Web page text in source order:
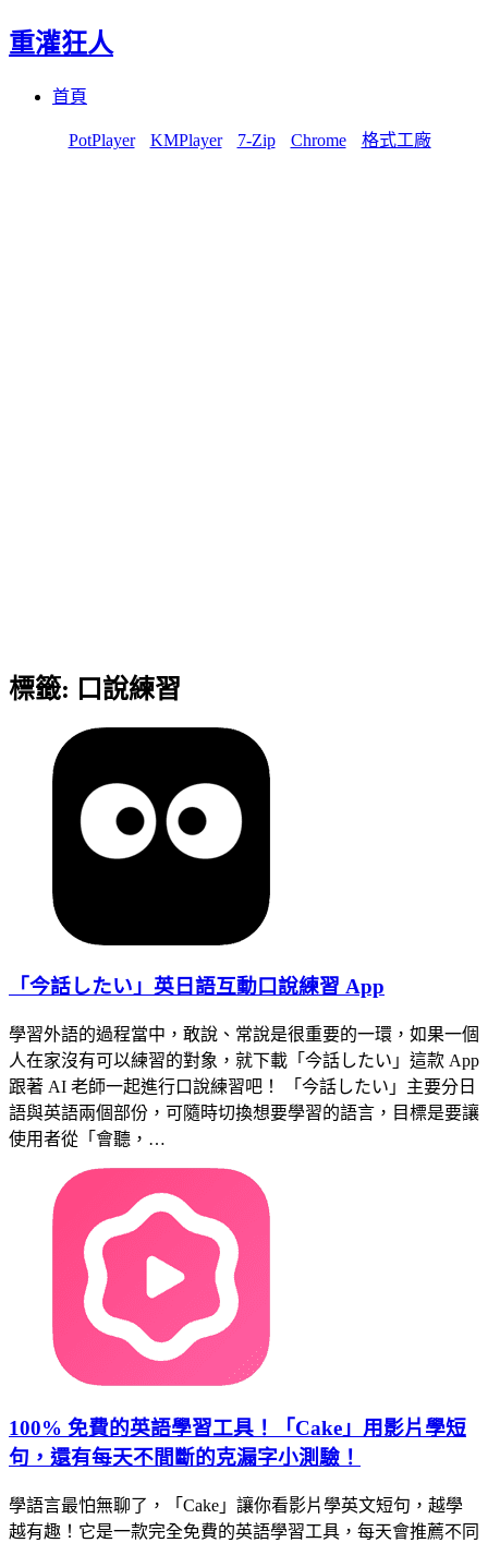
重灌狂人
首頁
PotPlayer KMPlayer 7-Zip Chrome 格式工廠
標籤: 口說練習
「今話したい」英日語互動口說練習 App
學習外語的過程當中，敢說、常說是很重要的一環，如果一個
人在家沒有可以練習的對象，就下載「今話したい」這款 App
跟著 AI 老師一起進行口說練習吧！ 「今話したい」主要分日
語與英語兩個部份，可隨時切換想要學習的語言，目標是要讓
使用者從「會聽，…
100% 免費的英語學習工具！「Cake」用影片學短
句，還有每天不間斷的克漏字小測驗！
學語言最怕無聊了，「Cake」讓你看影片學英文短句，越學
越有趣！它是一款完全免費的英語學習工具，每天會推薦不同